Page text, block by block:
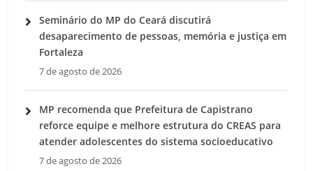
Seminário do MP do Ceará discutirá
desaparecimento de pessoas, memória e justiça em
Fortaleza
7 de agosto de 2026
MP recomenda que Prefeitura de Capistrano
reforce equipe e melhore estrutura do CREAS para
atender adolescentes do sistema socioeducativo
7 de agosto de 2026